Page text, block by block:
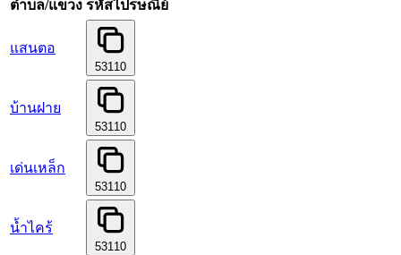
ตำบล/แขวง รหัสไปรษณีย์
แสนตอ
53110
บ้านฝาย
53110
เด่นเหล็ก
53110
น้ำไคร้
53110